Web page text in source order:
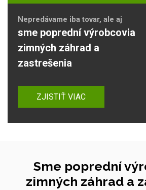
Nepredávame iba tovar, ale aj
sme poprední výrobcovia
zimných záhrad a
zastrešenia
ZJISTIŤ VIAC
Sme poprední
zimných záhrad a